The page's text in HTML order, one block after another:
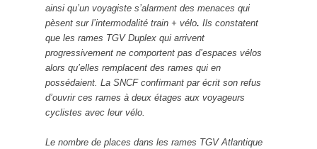
ainsi qu’un voyagiste s’alarment des menaces qui
pèsent sur l’intermodalité train + vélo. Ils constatent
que les rames TGV Duplex qui arrivent
progressivement ne comportent pas d’espaces vélos
alors qu’elles remplacent des rames qui en
possédaient. La SNCF confirmant par écrit son refus
d’ouvrir ces rames à deux étages aux voyageurs
cyclistes avec leur vélo.
Le nombre de places dans les rames TGV Atlantique